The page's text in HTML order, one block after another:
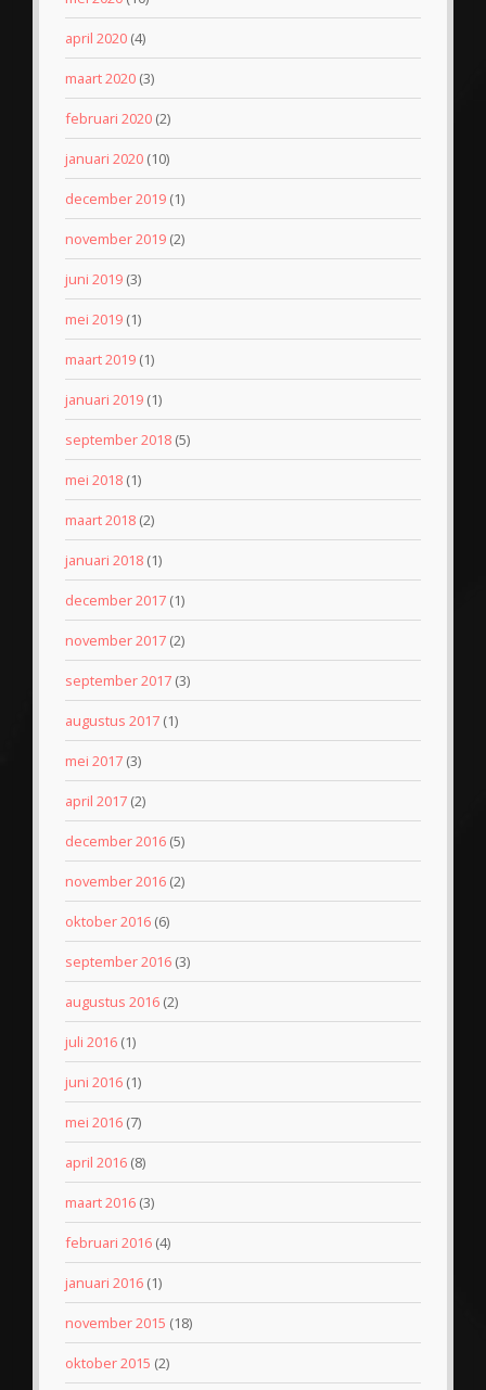
april 2020 (4)
maart 2020 (3)
februari 2020 (2)
januari 2020 (10)
december 2019 (1)
november 2019 (2)
juni 2019 (3)
mei 2019 (1)
maart 2019 (1)
januari 2019 (1)
september 2018 (5)
mei 2018 (1)
maart 2018 (2)
januari 2018 (1)
december 2017 (1)
november 2017 (2)
september 2017 (3)
augustus 2017 (1)
mei 2017 (3)
april 2017 (2)
december 2016 (5)
november 2016 (2)
oktober 2016 (6)
september 2016 (3)
augustus 2016 (2)
juli 2016 (1)
juni 2016 (1)
mei 2016 (7)
april 2016 (8)
maart 2016 (3)
februari 2016 (4)
januari 2016 (1)
november 2015 (18)
oktober 2015 (2)